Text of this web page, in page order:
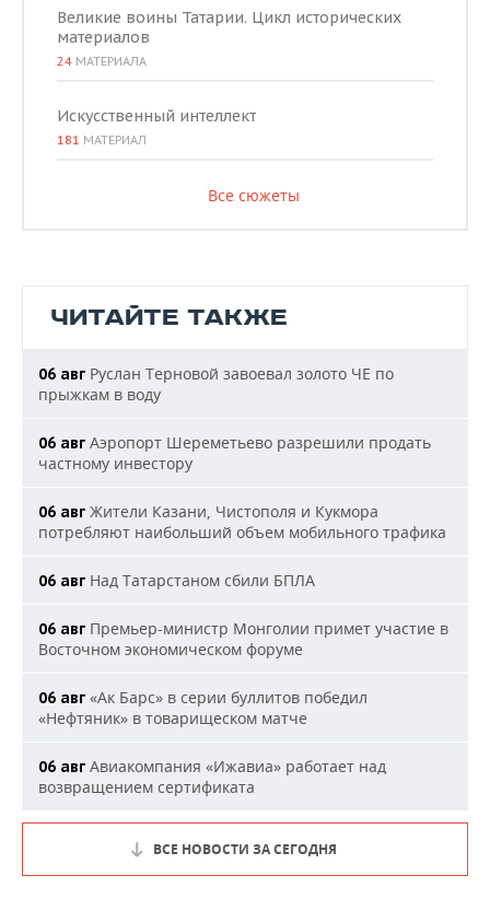
Великие воины Татарии. Цикл исторических
материалов
24 МАТЕРИАЛА
Искусственный интеллект
181 МАТЕРИАЛ
Все сюжеты
ЧИТАЙТЕ ТАКЖЕ
06 авг Руслан Терновой завоевал золото ЧЕ по
прыжкам в воду
06 авг Аэропорт Шереметьево разрешили продать
частному инвестору
06 авг Жители Казани, Чистополя и Кукмора
потребляют наибольший объем мобильного трафика
06 авг Над Татарстаном сбили БПЛА
06 авг Премьер-министр Монголии примет участие в
Восточном экономическом форуме
06 авг «Ак Барс» в серии буллитов победил
«Нефтяник» в товарищеском матче
06 авг Авиакомпания «Ижавиа» работает над
возвращением сертификата
ВСЕ НОВОСТИ ЗА СЕГОДНЯ